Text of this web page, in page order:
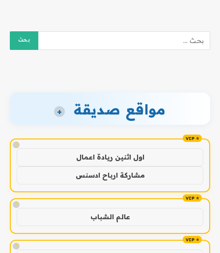
مواقع صديقة +
!
اول اثنين ريادة اعمال
مشاركة ارباح ادسنس
!
عالم الشباب
!